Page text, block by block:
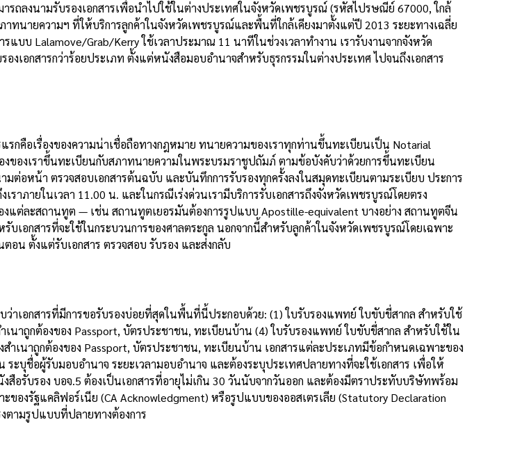
ถลงนามรับรองเอกสารเพื่อนำไปใช้ในต่างประเทศในจังหวัดเพชรบูรณ์ (รหัสไปรษณีย์ 67000, ใกล้
นายความฯ ที่ให้บริการลูกค้าในจังหวัดเพชรบูรณ์และพื้นที่ใกล้เคียงมาตั้งแต่ปี 2013 ระยะทางเฉลี่ย
บบ Lalamove/Grab/Kerry ใช้เวลาประมาณ 11 นาทีในช่วงเวลาทำงาน เรารับงานจากจังหวัด
เอกสารกว่าร้อยประเภท ตั้งแต่หนังสือมอบอำนาจสำหรับธุรกรรมในต่างประเทศ ไปจนถึงเอกสาร
รกคือเรื่องของความน่าเชื่อถือทางกฎหมาย ทนายความของเราทุกท่านขึ้นทะเบียนเป็น Notarial
องเราขึ้นทะเบียนกับสภาทนายความในพระบรมราชูปถัมภ์ ตามข้อบังคับว่าด้วยการขึ้นทะเบียน
อหน้า ตรวจสอบเอกสารต้นฉบับ และบันทึกการรับรองทุกครั้งลงในสมุดทะเบียนตามระเบียบ ประการ
าภายในเวลา 11.00 น. และในกรณีเร่งด่วนเรามีบริการรับเอกสารถึงจังหวัดเพชรบูรณ์โดยตรง
งแต่ละสถานทูต — เช่น สถานทูตเยอรมันต้องการรูปแบบ Apostille-equivalent บางอย่าง สถานทูตจีน
อกสารที่จะใช้ในกระบวนการของศาลตระกูล นอกจากนี้สำหรับลูกค้าในจังหวัดเพชรบูรณ์โดยเฉพาะ
น ตั้งแต่รับเอกสาร ตรวจสอบ รับรอง และส่งกลับ
าเอกสารที่มีการขอรับรองบ่อยที่สุดในพื้นที่นี้ประกอบด้วย: (1) ใบรับรองแพทย์ ใบขับขี่สากล สำหรับใช้
นาถูกต้องของ Passport, บัตรประชาชน, ทะเบียนบ้าน (4) ใบรับรองแพทย์ ใบขับขี่สากล สำหรับใช้ใน
ำเนาถูกต้องของ Passport, บัตรประชาชน, ทะเบียนบ้าน เอกสารแต่ละประเภทมีข้อกำหนดเฉพาะของ
ะบุชื่อผู้รับมอบอำนาจ ระยะเวลามอบอำนาจ และต้องระบุประเทศปลายทางที่จะใช้เอกสาร เพื่อให้
รับรอง บอจ.5 ต้องเป็นเอกสารที่อายุไม่เกิน 30 วันนับจากวันออก และต้องมีตราประทับบริษัทพร้อม
องรัฐแคลิฟอร์เนีย (CA Acknowledgment) หรือรูปแบบของออสเตรเลีย (Statutory Declaration
ตามรูปแบบที่ปลายทางต้องการ